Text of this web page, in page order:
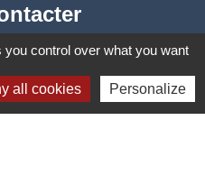
Puylaurens
Mairie
- FRANCE
control over what you want
all cookies Personalize